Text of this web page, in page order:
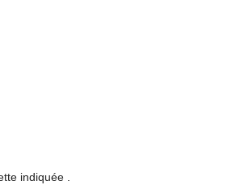
indiquée .